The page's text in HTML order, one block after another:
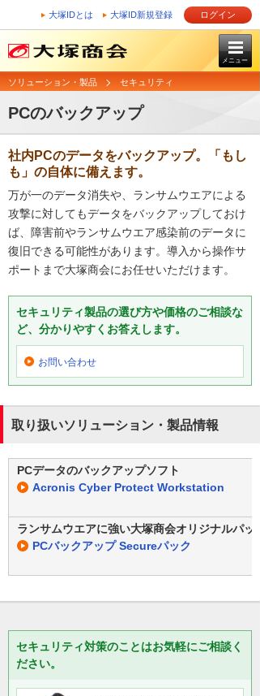
大塚IDとは 大塚ID新規登録 ログイン
メニュー
ソリューション・製品 セキュリティ
PCのバックアップ
社内PCのデータをバックアップ。「もし
も」の自体に備えます。
万が一のデータ消失や、ランサムウエアによる
攻撃に対してもデータをバックアップしておけ
ば、障害前やランサムウエア感染前のデータに
復旧できる可能性があります。導入から操作サ
ポートまで大塚商会にお任せいただけます。
セキュリティ製品の選び方や価格のご相談な
ど、分かりやすくお答えします。
お問い合わせ
取り扱いソリューション・製品情報
PCデータのバックアップソフト
Acronis Cyber Protect Workstation
ランサムウエアに強い大塚商会オリジナルパック
PCバックアップ Secureパック
セキュリティ対策のことはお気軽にご相談く
ださい。